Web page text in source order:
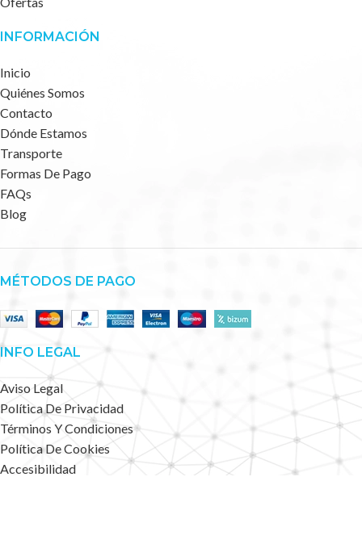
INFORMACIÓN
Inicio
Quiénes Somos
Contacto
Dónde Estamos
Transporte
Formas De Pago
FAQs
Blog
MÉTODOS DE PAGO
INFO LEGAL
Aviso Legal
Política De Privacidad
Términos Y Condiciones
Política De Cookies
Accesibilidad